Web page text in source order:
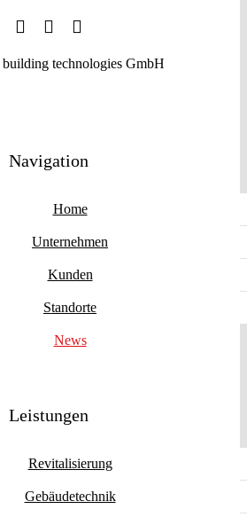
building technologies GmbH
Navigation
Home
Unternehmen
Kunden
Standorte
News
Leistungen
Revitalisierung
Gebäudetechnik